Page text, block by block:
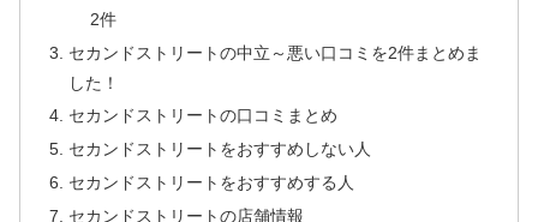
2件
セカンドストリートの中立～悪い口コミを2件まとめま
した！
セカンドストリートの口コミまとめ
セカンドストリートをおすすめしない人
セカンドストリートをおすすめする人
セカンドストリートの店舗情報